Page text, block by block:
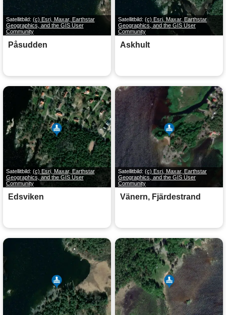
Satellitbild: (c) Esri, Maxar, Earthstar
Geographics, and the GIS User
Community
Påsudden
Satellitbild: (c) Esri, Maxar, Earthstar
Geographics, and the GIS User
Community
Askhult
Satellitbild: (c) Esri, Maxar, Earthstar
Geographics, and the GIS User
Community
Edsviken
Satellitbild: (c) Esri, Maxar, Earthstar
Geographics, and the GIS User
Community
Vänern, Fjärdestrand